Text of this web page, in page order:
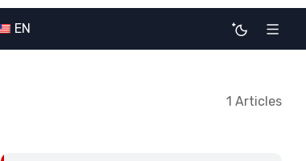
EN
1 Articles